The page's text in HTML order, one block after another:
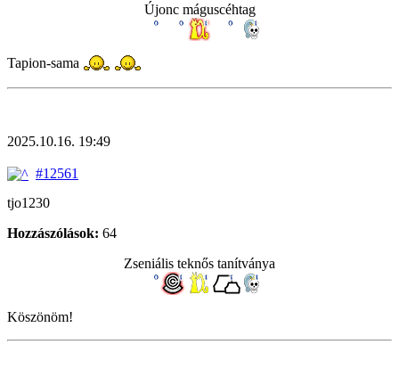
Újonc máguscéhtag
Tapion-sama
2025.10.16. 19:49
#12561
tjo1230
Hozzászólások: 64
Zseniális teknős tanítványa
Köszönöm!